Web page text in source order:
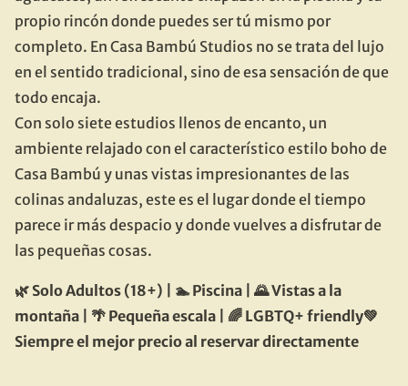
propio rincón donde puedes ser tú mismo por
completo. En Casa Bambú Studios no se trata del lujo
en el sentido tradicional, sino de esa sensación de que
todo encaja.
Con solo siete estudios llenos de encanto, un
ambiente relajado con el característico estilo boho de
Casa Bambú y unas vistas impresionantes de las
colinas andaluzas, este es el lugar donde el tiempo
parece ir más despacio y donde vuelves a disfrutar de
las pequeñas cosas.
🌿 Solo Adultos (18+) | 🏊 Piscina | 🌄 Vistas a la
montaña | 🌴 Pequeña escala | 🌈 LGBTQ+ friendly💚
Siempre el mejor precio al reservar directamente